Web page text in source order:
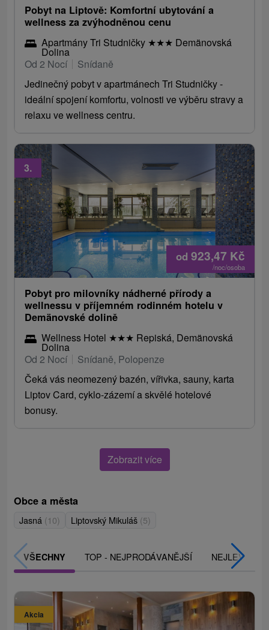
Pobyt na Liptově: Komfortní ubytování a
wellness za zvýhodněnou cenu
Apartmány Tri Studničky ★★★ Demänovská
Dolina
Od 2 Nocí
Snídaně
Jedinečný pobyt v apartmánech Tri Studničky -
ideální spojení komfortu, volnosti ve výběru stravy a
relaxu ve wellness centru.
od 923,47 Kč
/noc/osoba
3.
Pobyt pro milovníky nádherné přírody a
wellnessu v příjemném rodinném hotelu v
Demänovské dolině
Wellness Hotel ★★★ Repiská, Demänovská
Dolina
Od 2 Nocí
Snídaně, Polopenze
Čeká vás neomezený bazén, vířivka, sauny, karta
Liptov Card, cyklo-zázemí a skvělé hotelové
bonusy.
Zobrazit více
Obce a města
Jasná (10) Liptovský Mikuláš (5)
VŠECHNY TOP - NEJPRODÁVANĚJŠÍ NEJLEVNĚJŠÍ
Akcia